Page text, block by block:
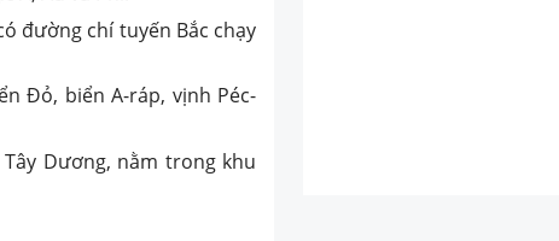
đường chí tuyến Bắc chạy
Đỏ, biển A-ráp, vịnh Péc-
Dương, nằm trong khu